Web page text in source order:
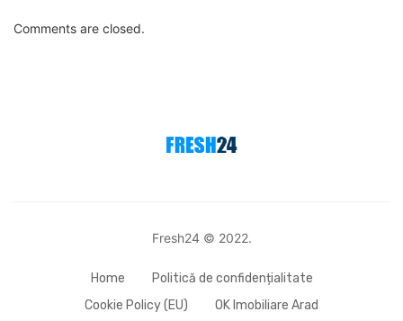
Comments are closed.
Fresh24 © 2022.
Home
Politică de confidențialitate
Cookie Policy (EU)
OK Imobiliare Arad